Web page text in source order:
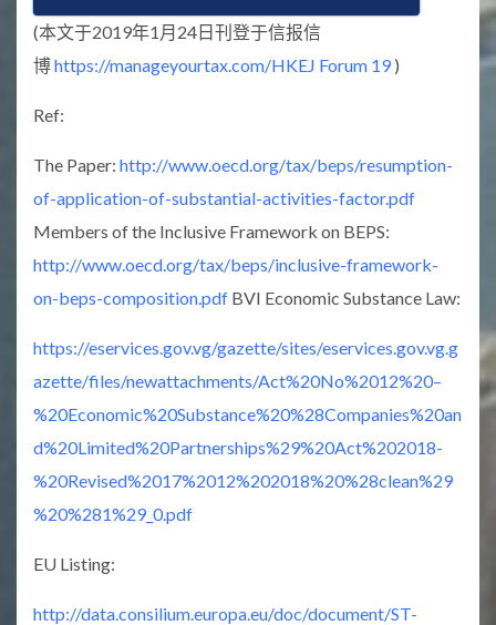
(本文于2019年1月24日刊登于信报信
博https://manageyourtax.com/HKEJ Forum 19 )
Ref:
The Paper: http://www.oecd.org/tax/beps/resumption-
of-application-of-substantial-activities-factor.pdf
Members of the Inclusive Framework on BEPS:
http://www.oecd.org/tax/beps/inclusive-framework-
on-beps-composition.pdf BVI Economic Substance Law:
https://eservices.gov.vg/gazette/sites/eservices.gov.vg.g
azette/files/newattachments/Act%20No%2012%20–
%20Economic%20Substance%20%28Companies%20an
d%20Limited%20Partnerships%29%20Act%202018-
%20Revised%2017%2012%202018%20%28clean%29
%20%281%29_0.pdf
EU Listing:
http://data.consilium.europa.eu/doc/document/ST-